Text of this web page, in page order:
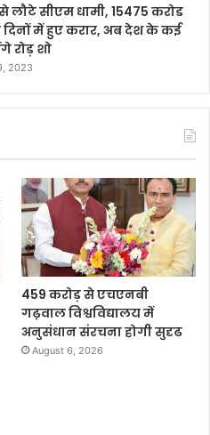
लौटे सीएम धामी, 15475 करोड
में हुए करार, अब देश के कई
रोड़ शो
2023
459 करोड़ से एचएनबी
गढ़वाल विश्वविद्यालय में
अनुसंधान संरचना होगी सुदृढ
August 6, 2026